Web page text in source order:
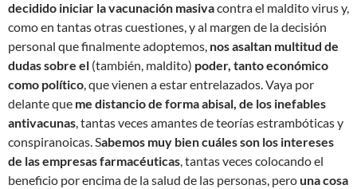
decidido iniciar la vacunación masivacontra el maldito virus y,
como en tantas otras cuestiones, y al margen de la decisión
personal que finalmente adoptemos, nos asaltan multitud de
dudas sobre el (también, maldito) poder, tanto económico
como político , que vienen a estar entrelazados. Vaya por
delante que me distancio de forma abisal, de los inefables
antivacunas , tantas veces amantes de teorías estrambóticas y
conspiranoicas. Sabemos muy bien cuáles son los intereses
de las empresas farmacéuticas , tantas veces colocando el
beneficio por encima de la salud de las personas, perouna cosa